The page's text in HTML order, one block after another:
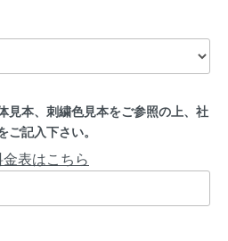
見本、刺繍色見本をご参照の上、社
記入下さい。
表はこちら